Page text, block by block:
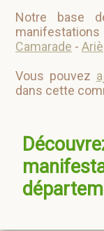
Notre base
Camarade -
Vous pouvez
dans cette